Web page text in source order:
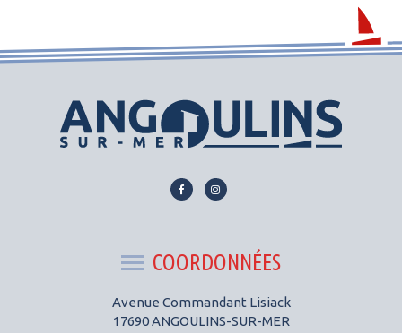
Lien
Facebook
Lien
Instagram
COORDONNÉES
Avenue Commandant Lisiack
17690 ANGOULINS-SUR-MER